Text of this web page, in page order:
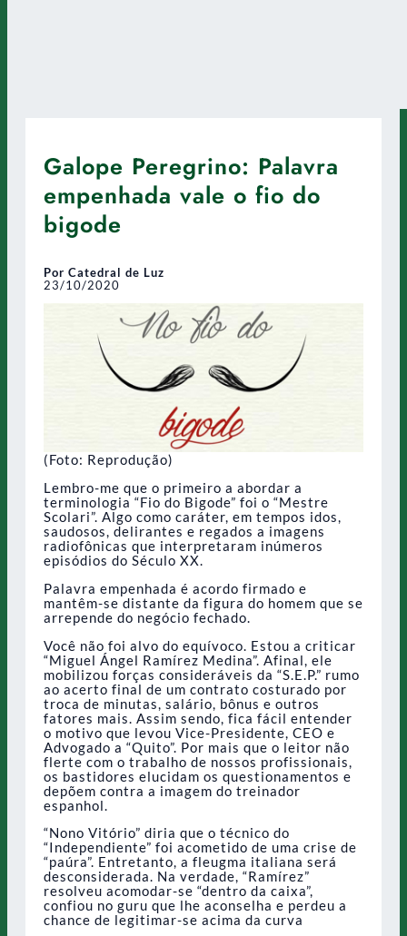
Galope Peregrino: Palavra
empenhada vale o fio do
bigode
Por Catedral de Luz
23/10/2020
(Foto: Reprodução)
Lembro-me que o primeiro a abordar a
terminologia “Fio do Bigode” foi o “Mestre
Scolari”. Algo como caráter, em tempos idos,
saudosos, delirantes e regados a imagens
radiofônicas que interpretaram inúmeros
episódios do Século XX.
Palavra empenhada é acordo firmado e
mantêm-se distante da figura do homem que se
arrepende do negócio fechado.
Você não foi alvo do equívoco. Estou a criticar
“Miguel Ángel Ramírez Medina”. Afinal, ele
mobilizou forças consideráveis da “S.E.P.” rumo
ao acerto final de um contrato costurado por
troca de minutas, salário, bônus e outros
fatores mais. Assim sendo, fica fácil entender
o motivo que levou Vice-Presidente, CEO e
Advogado a “Quito”. Por mais que o leitor não
flerte com o trabalho de nossos profissionais,
os bastidores elucidam os questionamentos e
depõem contra a imagem do treinador
espanhol.
“Nono Vitório” diria que o técnico do
“Independiente” foi acometido de uma crise de
“paúra”. Entretanto, a fleugma italiana será
desconsiderada. Na verdade, “Ramírez”
resolveu acomodar-se “dentro da caixa”,
confiou no guru que lhe aconselha e perdeu a
chance de legitimar-se acima da curva